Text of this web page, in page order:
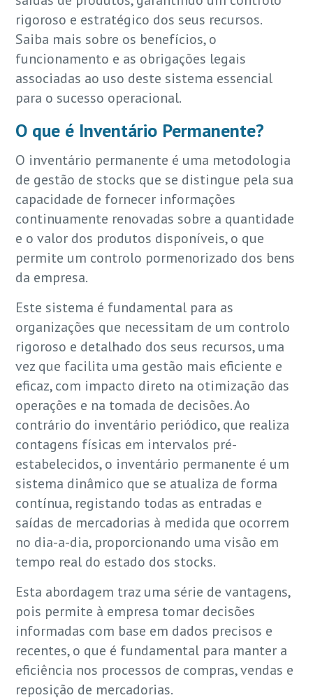
rigoroso e estratégico dos seus recursos.
Saiba mais sobre os benefícios, o
funcionamento e as obrigações legais
associadas ao uso deste sistema essencial
para o sucesso operacional.
O que é Inventário Permanente?
O inventário permanente é uma metodologia
de gestão de stocks que se distingue pela sua
capacidade de fornecer informações
continuamente renovadas sobre a quantidade
e o valor dos produtos disponíveis, o que
permite um controlo pormenorizado dos bens
da empresa.
Este sistema é fundamental para as
organizações que necessitam de um controlo
rigoroso e detalhado dos seus recursos, uma
vez que facilita uma gestão mais eficiente e
eficaz, com impacto direto na otimização das
operações e na tomada de decisões. Ao
contrário do inventário periódico, que realiza
contagens físicas em intervalos pré-
estabelecidos, o inventário permanente é um
sistema dinâmico que se atualiza de forma
contínua, registando todas as entradas e
saídas de mercadorias à medida que ocorrem
no dia-a-dia, proporcionando uma visão em
tempo real do estado dos stocks.
Esta abordagem traz uma série de vantagens,
pois permite à empresa tomar decisões
informadas com base em dados precisos e
recentes, o que é fundamental para manter a
eficiência nos processos de compras, vendas e
reposição de mercadorias.